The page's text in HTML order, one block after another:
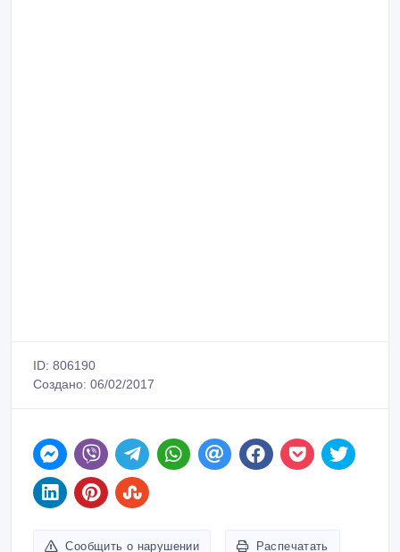
ID: 806190
Создано: 06/02/2017
Сообщить о нарушении Распечатать